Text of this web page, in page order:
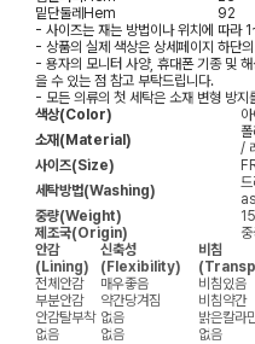
밑단둘레Hem
92
- 사이즈는 재는 방법이나 위치에 따라
- 상품의 실제 색상은 상세페이지 하단
- 용자의 모니터 사양, 휴대폰 기종 및
을 수 있는 점 참고 부탁드립니다.
- 모든 의류의 첫 세탁은 소재 변형 방지
색상(Color)
소재(Material)
/
사이즈(Size)
세탁방법(Washing)
중량(Weight)
제조국(Origin)
안감
(Lining)
신축성
(Flexibility)
비침
전체안감
매우좋음 비침있음
부분안감
약간당겨짐 비침약간
안감탈부착 없음 밝은칼라
없음
없음 없음